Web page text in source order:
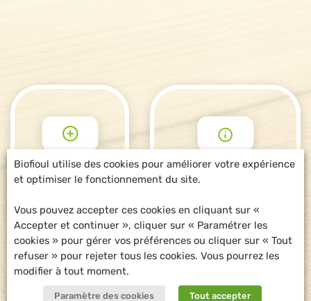
POUR ALLER
PLUS LOIN
DEMANDE
D'INFORMATIONS
Biofioul utilise des cookies pour améliorer votre expérience
et optimiser le fonctionnement du site.
Vous pouvez accepter ces cookies en cliquant sur «
Accepter et continuer », cliquer sur « Paramétrer les
cookies » pour gérer vos préférences ou cliquer sur « Tout
refuser » pour rejeter tous les cookies. Vous pourrez les
modifier à tout moment.
Paramètre des cookies Tout accepter